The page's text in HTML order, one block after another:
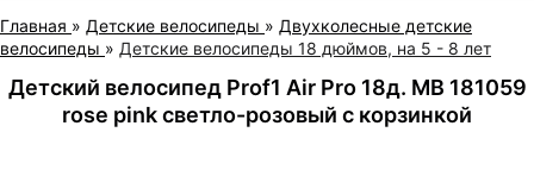
Главная » Детские велосипеды » Двухколесные детские
велосипеды » Детские велосипеды 18 дюймов, на 5 - 8 лет
Детский велосипед Prof1 Air Pro 18д. MB 181059
rose pink светло-розовый с корзинкой